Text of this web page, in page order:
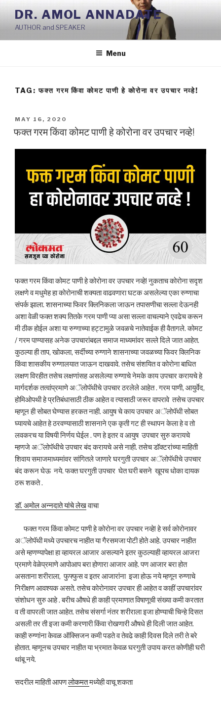
Skip
content
DR. AMOL ANNADATE
AUTHOR and SPEAKER
Menu
TAG:फक्त गरम किंवा कोमट पाणी हे कोरोना वर उपचार नव्हे!
POSTED
ON
MAY 16, 2020
फक्त गरम किंवा कोमट पाणी हे कोरोना वर उपचार नव्हे!
फक्त गरम किंवा कोमट पाणी हे कोरोना वर उपचार नव्हे! नुकताच कोरोना सदृश
लक्षणे व मधुमेह हा कोरोनाची शक्यता वाढवणारा घटक असलेल्या एका रुग्णाचा
संपर्क झाला. शासनाच्या फिवर क्लिनिकला जाऊन तपासणीचा सल्ला देऊनही
अशा वेळी फक्त शक्य तितके गरम पाणी प्या असा सल्ला वाचल्याने एवढेच करून
मी ठीक होईल अशा या रुग्णाच्या हट्टामुळे जवळचे नातेवाईक ही वैतागले. कोमट
/ गरम पाण्यासह अनेक उपचारांबद्दल समाज माध्यमांवर सल्ले दिले जात आहेत.
कुठल्या ही ताप, खोकला, सर्दीच्या रुग्णाने शासनाच्या जवळच्या फिवर क्लिनिक
किंवा शासकीय रुग्णालयात जाऊन दाखवावे. तसेच संशयित व कोरोना बाधित
लक्षण विरहीत तसेच लक्षणांसह असलेल्या रुग्णाचे नेमके काय उपचार करायचे हे
मार्गदर्शक तत्वांप्रमाणे अॅलोपॅथीचे उपचार ठरलेले आहेत . गरम पाणी, आयुर्वेद,
होमिओपथी हे प्रतिबंधासाठी ठीक आहेत व त्यासाठी जरूर वापरावे तसेच उपचार
म्हणून ही सोबत घेण्यास हरकत नाही. आयुष चे काय उपचार अॅलोपॅथी सोबत
घ्यायचे आहेत हे ठरवण्यासाठी शासनाने एक कृती गट ही स्थापन केला हे व तो
लवकरच या विषयी निर्णय घेईल . पण हे इतर व आयुष उपचार सुरु करायचे
म्हणजे अॅलोपॅथीचे उपचार बंद करायचे असे नाही. तसेच डॉक्टरांच्या माहिती
शिवाय समाजमाध्यमांवर सांगितले जाणारे घरगुती उपचार अॅलोपॅथीचे उपचार
बंद करून घेऊ नये. फक्त घरगुती उपचार घेत घरी बसने खूपच धोका दायक
ठरू शकते .
डॉ. अमोल अन्नदाते यांचे लेखवाचा
फक्त गरम किंवा कोमट पाणी हे कोरोना वर उपचार नव्हे! हे सर्व कोरोनावर
अॅलोपॅथी मध्ये उपचारच नाहीत या गैरसमजा पोटी होते आहे. उपचार नाहीत
असे म्हणण्यापेक्षा हा व्हायरल आजार असल्याने इतर कुठल्याही व्हायरल आजरा
प्रमाणे वेळेप्रमाणे आपोआप बरा होणारा आजार आहे. पण आजार बरा होत
असताना शरीराला, फुफ्फुस व इतर आजारांना इजा होऊ नये म्हणून रुग्णाचे
निरीक्षण आवश्यक असते. तसेच कोरोनावर उपचार ही आहेत व काहीं उपचारांवर
संशोधन सुरु आहे . बरीच औषधे ही काही प्रमाणात विषाणूची संख्या कमी करतात
व ती वापरली जात आहेत. तसेच संसर्गा नंतर शरीराला इजा होण्याची चिन्हे दिसत
असली तर ती इजा कमी करणारी किंवा रोखणारी औषधे ही दिली जात आहेत.
काही रुग्णांना केवळ ऑक्सिजन कमी पडते व तेवढे काही दिवस दिले तरी ते बरे
होतात. म्हणूनच उपचार नाहीत या भ्रमात केवळ घरगुती उपाय करत कोणीही घरी
थांबू नये.
सदरील माहिती आपणलोकमतमध्येही वाचू शकता